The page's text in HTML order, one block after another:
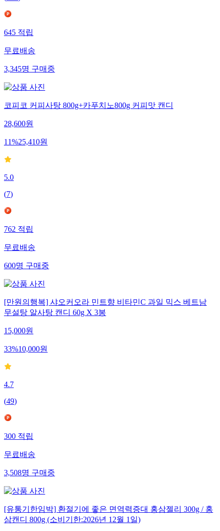
645 적립
무료배송
3,345명 구매중
코피코 커피사탕 800g+카푸치노800g 커피맛 캔디
28,600원
11%25,410원
5.0
(7)
762 적립
무료배송
600명 구매중
[만원의행복] 샤오커오라 민트향 비타민C 과일 믹스 베트남
무설탕 알사탕 캔디 60g X 3봉
15,000원
33%10,000원
4.7
(49)
300 적립
무료배송
3,508명 구매중
[유통기한임박] 환절기에 좋은 면역력증대 홍삼젤리 300g / 홍
삼캔디 800g (소비기한:2026년 12월 1일)